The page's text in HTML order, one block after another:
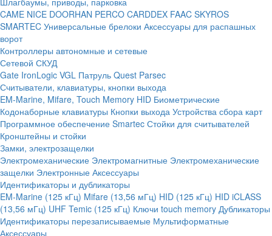
CAME NICE DOORHAN PERCO CARDDEX FAAC SKYROS
SMARTEC Универсальные брелоки Аксессуары для распашных
ворот
Контроллеры автономные и сетевые
Сетевой СКУД
Gate IronLogic VGL Патруль Quest Parsec
Считыватели, клавиатуры, кнопки выхода
EM-Marine, Mifare, Touch Memory HID Биометрические
Кодонаборные клавиатуры Кнопки выхода Устройства сбора карт
Программное обеспечение Smartec Стойки для считывателей
Кронштейны и стойки
Замки, электрозащелки
Электромеханические Электромагнитные Электромеханические
защелки Электронные Аксессуары
Идентификаторы и дубликаторы
EM-Marine (125 кГц) Mifare (13,56 мГц) HID (125 кГц) HID iCLASS
(13,56 мГц) UHF Temic (125 кГц) Ключи touch memory Дубликаторы
Идентификаторы перезаписываемые Мультиформатные
Аксессуары